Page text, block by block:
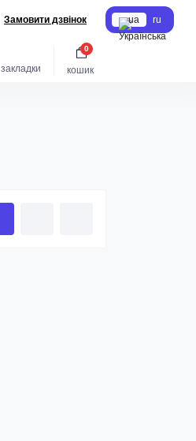
Замовити дзвінок ua ru
закладки кошик
0